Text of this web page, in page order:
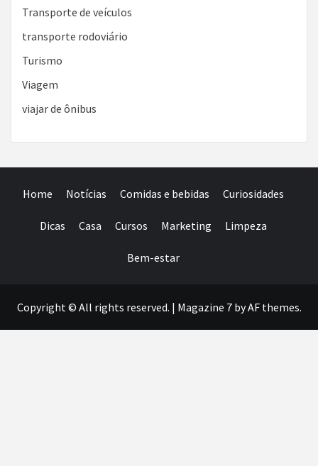
Transporte de veículos
transporte rodoviário
Turismo
Viagem
viajar de ônibus
Home Notícias Comidas e bebidas Curiosidades
Dicas Casa Cursos Marketing Limpeza
Bem-estar
Copyright © All rights reserved. | Magazine 7by AF themes.